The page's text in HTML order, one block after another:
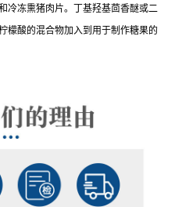
冷冻熏猪肉片。丁基羟基茴香醚或二
檬酸的混合物加入到用于制作糖果的